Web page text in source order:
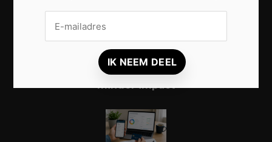
Duurzaam reizen: zo beleef je meer met